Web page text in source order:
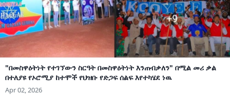
"በመስዋዕትነት የተገኘውን ስርዓት በመስዋዕትነት እንጠብቃለን" በሚል መሪ ቃል
በተለያዩ የኦሮሚያ ከተሞች የህዝቡ የድጋፍ ሰልፍ እየተካሄደ ነዉ
Apr 02, 2026